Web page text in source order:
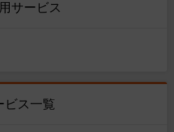
サービス
ビス一覧